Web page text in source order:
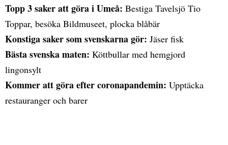
Topp 3 saker att göra i Umeå: Bestiga Tavelsjö Tio
Toppar, besöka Bildmuseet, plocka blåbär
Konstiga saker som svenskarna gör: Jäser fisk
Bästa svenska maten: Köttbullar med hemgjord
lingonsylt
Kommer att göra efter coronapandemin: Upptäcka
restauranger och barer